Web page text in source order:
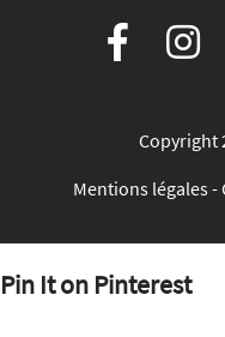
Copyright
Mentions légales-
Pin It on Pinterest